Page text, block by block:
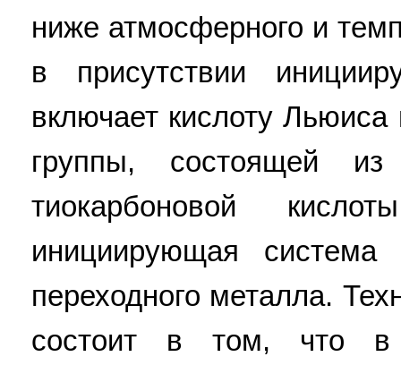
ниже атмосферного и
в присутствии
включает кислоту
группы, состоящей
тиокарбоновой
инициирующая система
переходного металла.
состоит в том, что в